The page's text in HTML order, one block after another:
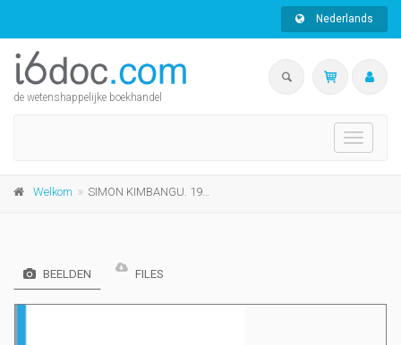
Nederlands
de wetenshappelijke boekhandel
Toggle
Welkom SIMON KIMBANGU. 1921: de la prédication à la déportation
BEELDEN FILES